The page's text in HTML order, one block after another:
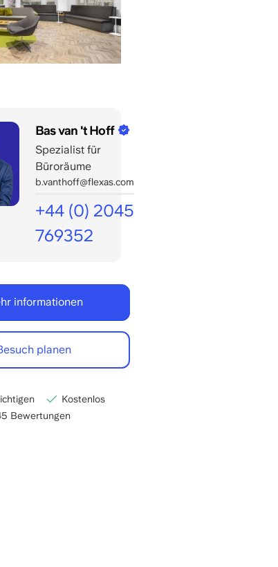
Bas van 't Hoff
Spezialist für
Büroräume
b.vanthoff@flexas.com
+44 (0) 2045
769352
Anrufe
bis
Uhr
MEZ
informationen
planen
Kostenlos
Bewertungen